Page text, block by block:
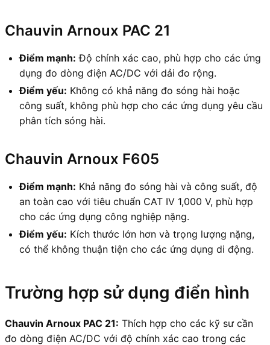
Chauvin Arnoux PAC 21
Điểm mạnh: Độ chính xác cao, phù hợp cho các ứng
dụng đo dòng điện AC/DC với dải đo rộng.
Điểm yếu: Không có khả năng đo sóng hài hoặc
công suất, không phù hợp cho các ứng dụng yêu cầu
phân tích sóng hài.
Chauvin Arnoux F605
Điểm mạnh: Khả năng đo sóng hài và công suất, độ
an toàn cao với tiêu chuẩn CAT IV 1,000 V, phù hợp
cho các ứng dụng công nghiệp nặng.
Điểm yếu: Kích thước lớn hơn và trọng lượng nặng,
có thể không thuận tiện cho các ứng dụng di động.
Trường hợp sử dụng điển hình
Chauvin Arnoux PAC 21: Thích hợp cho các kỹ sư cần
đo dòng điện AC/DC với độ chính xác cao trong các